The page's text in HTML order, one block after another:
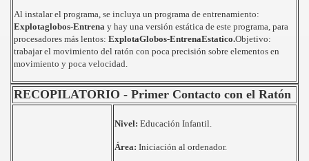
Al instalar el programa, se incluya un programa de entrenamiento:
Explotaglobos-Entrena y hay una versión estática de este programa, para
procesadores más lentos: ExplotaGlobos-EntrenaEstatico.Objetivo:
trabajar el movimiento del ratón con poca precisión sobre elementos en
movimiento y poca velocidad.
RECOPILATORIO - Primer Contacto con el Ratón
Nivel: Educación Infantil.
Área: Iniciación al ordenador.